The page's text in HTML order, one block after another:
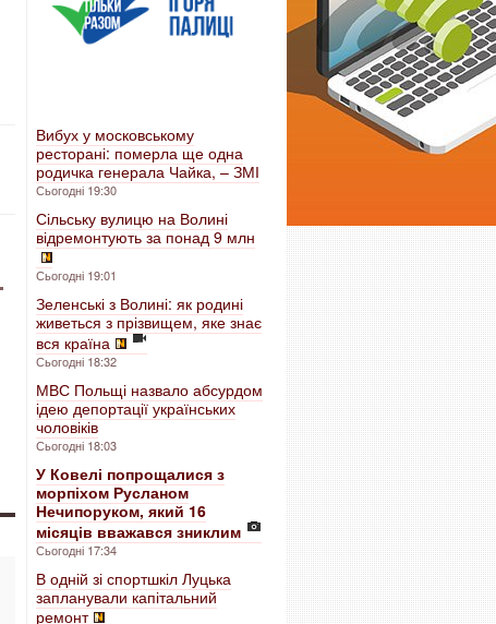
Вибух у московському
ресторані: померла ще одна
родичка генерала Чайка, – ЗМІ
Сьогодні 19:30
Сільську вулицю на Волині
відремонтують за понад 9 млн
Сьогодні 19:01
Зеленські з Волині: як родині
живеться з прізвищем, яке знає
вся країна
Сьогодні 18:32
МВС Польщі назвало абсурдом
ідею депортації українських
чоловіків
Сьогодні 18:03
У Ковелі попрощалися з
морпіхом Русланом
Нечипоруком, який 16
місяців вважався зниклим
Сьогодні 17:34
В одній зі спортшкіл Луцька
запланували капітальний
ремонт